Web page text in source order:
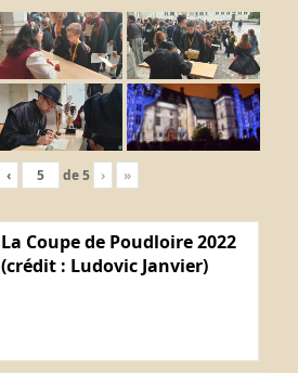
‹ de5 › »
La Coupe de Poudloire 2022
(crédit : Ludovic Janvier)